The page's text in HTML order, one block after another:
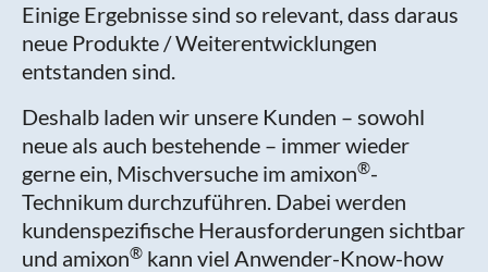
Einige Ergebnisse sind so relevant, dass daraus
neue Produkte / Weiterentwicklungen
entstanden sind.
Deshalb laden wir unsere Kunden – sowohl
neue als auch bestehende – immer wieder
gerne ein, Mischversuche im amixon®-
Technikum durchzuführen. Dabei werden
kundenspezifische Herausforderungen sichtbar
und amixon® kann viel Anwender-Know-how